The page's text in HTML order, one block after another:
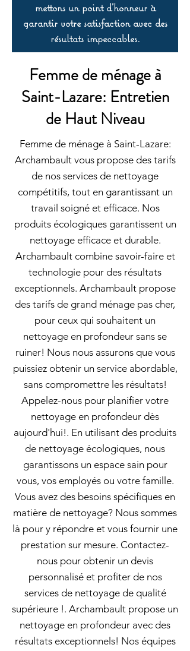
mettons un point d’honneur à
garantir votre satisfaction avec des
résultats impeccables.
Femme de ménage à
Saint-Lazare: Entretien
de Haut Niveau
Femme de ménage à Saint-Lazare:
Archambault vous propose des tarifs
de nos services de nettoyage
compétitifs, tout en garantissant un
travail soigné et efficace. Nos
produits écologiques garantissent un
nettoyage efficace et durable.
Archambault combine savoir-faire et
technologie pour des résultats
exceptionnels. Archambault propose
des tarifs de grand ménage pas cher,
pour ceux qui souhaitent un
nettoyage en profondeur sans se
ruiner! Nous nous assurons que vous
puissiez obtenir un service abordable,
sans compromettre les résultats!
Appelez-nous pour planifier votre
nettoyage en profondeur dès
aujourd'hui!. En utilisant des produits
de nettoyage écologiques, nous
garantissons un espace sain pour
vous, vos employés ou votre famille.
Vous avez des besoins spécifiques en
matière de nettoyage? Nous sommes
là pour y répondre et vous fournir une
prestation sur mesure. Contactez-
nous pour obtenir un devis
personnalisé et profiter de nos
services de nettoyage de qualité
supérieure !. Archambault propose un
nettoyage en profondeur avec des
résultats exceptionnels! Nos équipes